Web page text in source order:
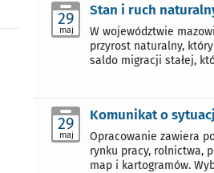
29
maj
Stan i ruch
W województwie
przyrost naturalny,
saldo migracji stałej,
29
maj
Komunikat o
Opracowanie zawiera
rynku pracy, rolnictwa,
map i kartogramów.